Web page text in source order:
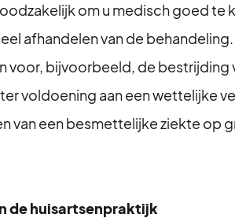
om u medisch goed te
afhandelen van de
voor, bijvoorbeeld, de bestrijding
voldoening aan een wettelijke
van een besmettelijke ziekte op
de huisartsenpraktijk